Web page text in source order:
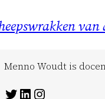
van
Menno Woudt is
Twitter LinkedIn Instagram